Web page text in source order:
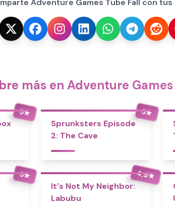
Adventure Games Tube Fall con tus
más en Adventure
5★ 5★
Sprunksters Episode
2: The Cave
5★ 4.5★
It's Not My Neighbor:
Labubu